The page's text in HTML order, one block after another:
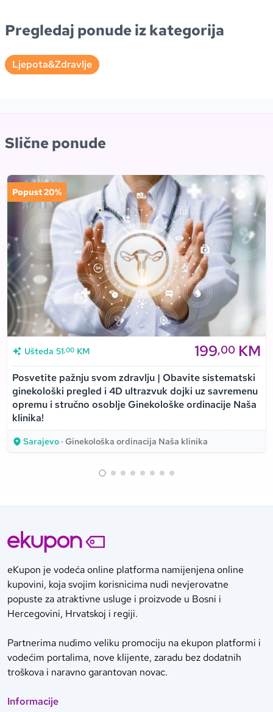
Pregledaj ponude iz kategorija
Ljepota&Zdravlje
Slične ponude
Popust 20%
Ušteda 51,00 KM 199,00 KM
Posvetite pažnju svom zdravlju | Obavite sistematski
ginekološki pregled i 4D ultrazvuk dojki uz savremenu
opremu i stručno osoblje Ginekološke ordinacije Naša
klinika!
Sarajevo · Ginekološka ordinacija Naša klinika
eKupon je vodeća online platforma namijenjena online
kupovini, koja svojim korisnicima nudi nevjerovatne
popuste za atraktivne usluge i proizvode u Bosni i
Hercegovini, Hrvatskoj i regiji.
Partnerima nudimo veliku promociju na ekupon platformi i
vodećim portalima, nove klijente, zaradu bez dodatnih
troškova i naravno garantovan novac.
Informacije